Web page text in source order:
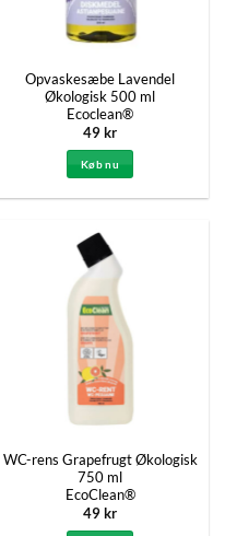
Opvaskesæbe Lavendel
Økologisk 500 ml
Ecoclean®
49kr
Køb nu
WC-rens Grapefrugt Økologisk
750 ml
EcoClean®
49kr